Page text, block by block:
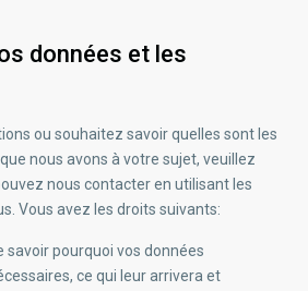
données et les
ou souhaitez savoir quelles sont les
nous avons à votre sujet, veuillez
nous contacter en utilisant les
Vous avez les droits suivants:
savoir pourquoi vos données
ce qui leur arrivera et